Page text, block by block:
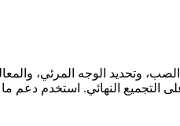
التجميع النهائي. استخدم دعم ما